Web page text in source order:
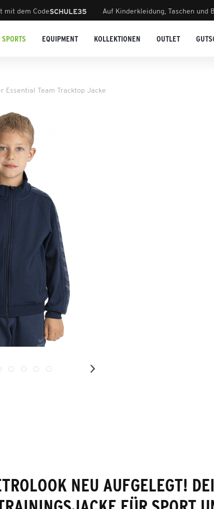
mit dem CodeSCHULE35 Auf Kinderkleidung, Taschen und
SPORTS EQUIPMENT KOLLEKTIONEN OUTLET
Essential Team Tracktop Jacke
NEU AUFGELEGT!